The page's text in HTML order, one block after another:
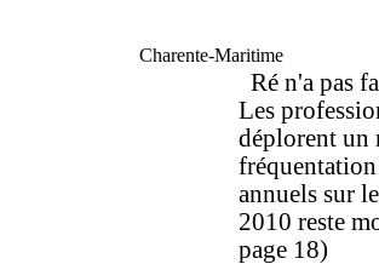
Charente-Maritime
Ré n'a pas
Les
déplorent un
annuels sur
2010 reste
page 18)